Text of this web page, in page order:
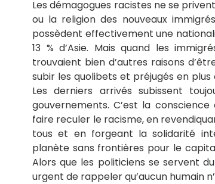
Les démagogues racistes ne se
ou la religion des nouveaux
possèdent effectivement une
13 % d’Asie. Mais quand les
trouvaient bien d’autres raisons
subir les quolibets et préjugés en
Les derniers arrivés subissent
gouvernements. C’est la
faire reculer le racisme, en
tous et en forgeant la solidarité
planète sans frontières pour le
Alors que les politiciens se servent
urgent de rappeler qu’aucun humain